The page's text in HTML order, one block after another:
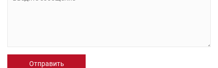
Отправить